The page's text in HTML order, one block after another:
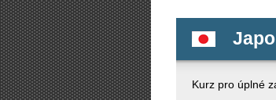
Kurz pro úplné